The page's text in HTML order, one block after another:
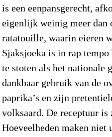
is een eenpansgerecht,
eigenlijk weinig meer dan
ratatouille, waarin eieren
Sjaksjoeka is in rap
te stoten als het nationale
dankbaar gebruik van de
paprika’s en zijn
volksaard. De receptuur
Hoeveelheden maken